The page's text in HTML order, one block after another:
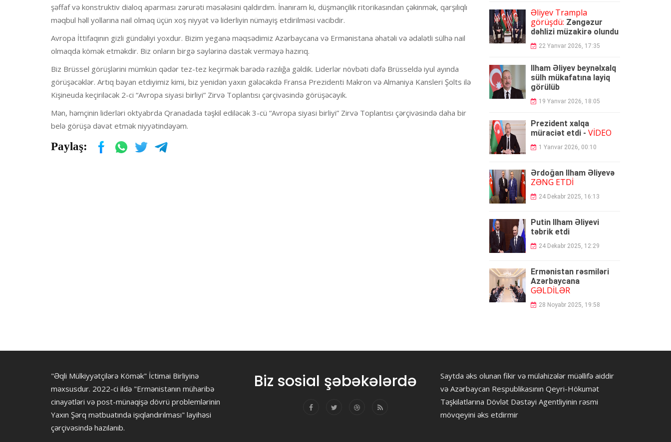
şəffaf və konstruktiv dialoq aparması zərurəti məsələsini qaldırdım. İnanıram ki, düşmənçilik ritorikasından çəkinmək, qarşılıqlı
məqbul həll yollarına nail olmaq üçün xoş niyyət və liderliyin nümayiş etdirilməsi vacibdir.
Avropa İttifaqının gizli gündəliyi yoxdur. Bizim yeganə məqsədimiz Azərbaycana və Ermənistana əhatəli və ədalətli sülhə nail
olmaqda kömək etməkdir. Biz onların birgə səylərinə dəstək verməyə hazırıq.
Biz Brüssel görüşlərini mümkün qədər tez-tez keçirmək barədə razılığa gəldik. Liderlər növbəti dəfə Brüsseldə iyul ayında
görüşəcəklər. Artıq bəyan etdiyimiz kimi, biz yenidən yaxın gələcəkdə Fransa Prezidenti Makron və Almaniya Kansleri Şolts ilə
Kişineuda keçiriləcək 2-ci “Avropa siyasi birliyi” Zirvə Toplantısı çərçivəsində görüşəcəyik.
Mən, həmçinin liderləri oktyabrda Qranadada təşkil ediləcək 3-cü “Avropa siyasi birliyi” Zirvə Toplantısı çərçivəsində daha bir
belə görüşə dəvət etmək niyyətindəyəm.
Paylaş:
Əliyev Trampla
görüşdü: Zəngəzur
dəhlizi müzakirə olundu
22 Yanvar 2026, 17:35
İlham Əliyev beynəlxalq
sülh mükafatına layiq
görülüb
19 Yanvar 2026, 18:05
Prezident xalqa
müraciət etdi - VİDEO
1 Yanvar 2026, 00:10
Ərdoğan İlham Əliyevə
ZƏNG ETDİ
24 Dekabr 2025, 16:13
Putin İlham Əliyevi
təbrik etdi
24 Dekabr 2025, 12:29
Ermənistan rəsmiləri
Azərbaycana
GƏLDİLƏR
28 Noyabr 2025, 19:58
"Əqli Mülkiyyətçilərə Kömək" İctimai Birliyinə
məxsusdur. 2022-ci ildə "Ermənistanın müharibə
cinayətləri və post-münaqişə dövrü problemlərinin
Yaxın Şərq mətbuatında işıqlandırılması" layihəsi
çərçivəsində hazılanıb.
Biz sosial şəbəkələrdə
Saytda əks olunan fikir və mülahizələr müəllifə aiddir
və Azərbaycan Respublikasının Qeyri-Hökumət
Təşkilatlarına Dövlət Dəstəyi Agentliyinin rəsmi
mövqeyini əks etdirmir